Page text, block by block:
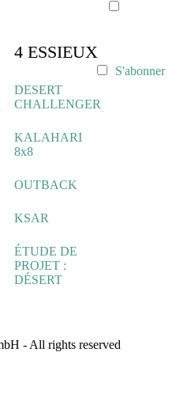
4 ESSIEUX
DESERT
CHALLENGER
KALAHARI
8x8
OUTBACK
KSAR
ÉTUDE DE
PROJET :
DÉSERT
S'abonner
- All rights reserved